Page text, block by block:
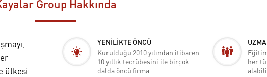
Group Hakkında
ülkesi
YENİLİKTE ÖNCÜ
Kurulduğu 2010 yılından itibaren
10 yıllık tecrübesini ile birçok
dalda öncü firma
her